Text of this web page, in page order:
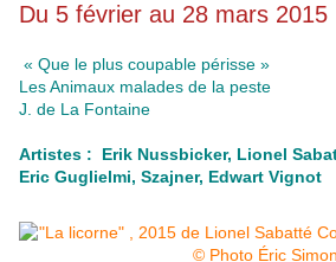
Du 5 février au 28 mars 2015
« Que le plus coupable périsse »
Les Animaux malades de la peste
J. de La Fontaine
Artistes : Erik Nussbicker, Lionel
Eric Guglielmi, Szajner, Edwart Vignot